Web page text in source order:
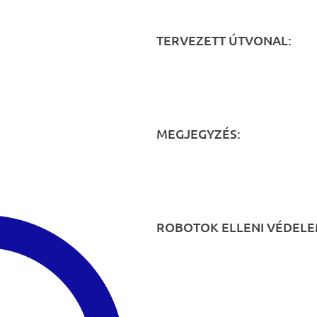
TERVEZETT ÚTVONAL:
MEGJEGYZÉS:
ROBOTOK ELLENI